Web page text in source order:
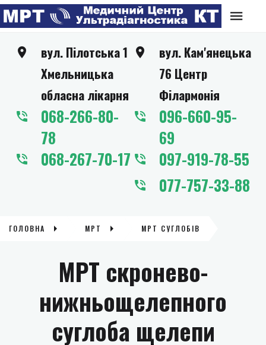
вул. Пілотська 1
Хмельницька
обласна лікарня
068-266-80-
78
068-267-70-17
вул. Кам'янецька
76 Центр
Філармонія
096-660-95-
69
097-919-78-55
077-757-33-88
ГОЛОВНА МРТ МРТ СУГЛОБІВ
МРТ скронево-
нижньощелепного
суглоба щелепи